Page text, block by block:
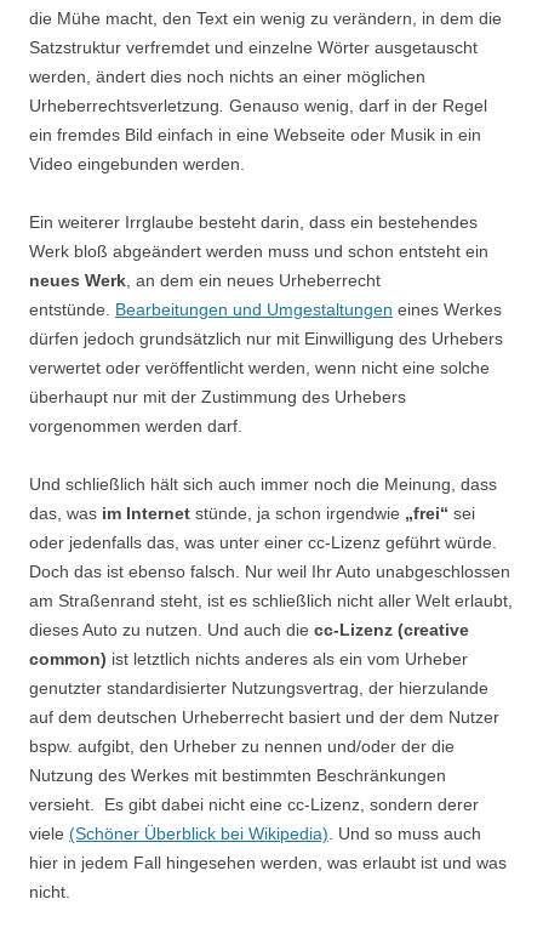
die Mühe macht, den Text ein wenig zu verändern, in dem die
Satzstruktur verfremdet und einzelne Wörter ausgetauscht
werden, ändert dies noch nichts an einer möglichen
Urheberrechtsverletzung Genauso wenig, darf in der Regel
ein fremdes Bild einfach in eine Webseite oder Musik in ein
Video eingebunden werden.
Ein weiterer Irrglaube besteht darin, dass ein bestehendes
Werk bloß abgeändert werden muss und schon entsteht ein
neues Werk , an dem ein neues Urheberrecht
entstünde. Bearbeitungen und Umgestaltungen eines Werkes
dürfen jedoch grundsätzlich nur mit Einwilligung des Urhebers
verwertet oder veröffentlicht werden, wenn nicht eine solche
überhaupt nur mit der Zustimmung des Urhebers
vorgenommen werden darf.
Und schließlich hält sich auch immer noch die Meinung, dass
das, was im Internet stünde, ja schon irgendwie „frei“ sei
oder jedenfalls das, was unter einer cc-Lizenz geführt würde.
Doch das ist ebenso falsch. Nur weil Ihr Auto unabgeschlossen
am Straßenrand steht, ist es schließlich nicht aller Welt erlaubt,
dieses Auto zu nutzen. Und auch die cc-Lizenz (creative
common) ist letztlich nichts anderes als ein vom Urheber
genutzter standardisierter Nutzungsvertrag, der hierzulande
auf dem deutschen Urheberrecht basiert und der dem Nutzer
bspw. aufgibt, den Urheber zu nennen und/oder der die
Nutzung des Werkes mit bestimmten Beschränkungen
versieht. Es gibt dabei nicht eine cc-Lizenz, sondern derer
viele (Schöner Überblick bei Wikipedia) . Und so muss auch
hier in jedem Fall hingesehen werden, was erlaubt ist und was
nicht.